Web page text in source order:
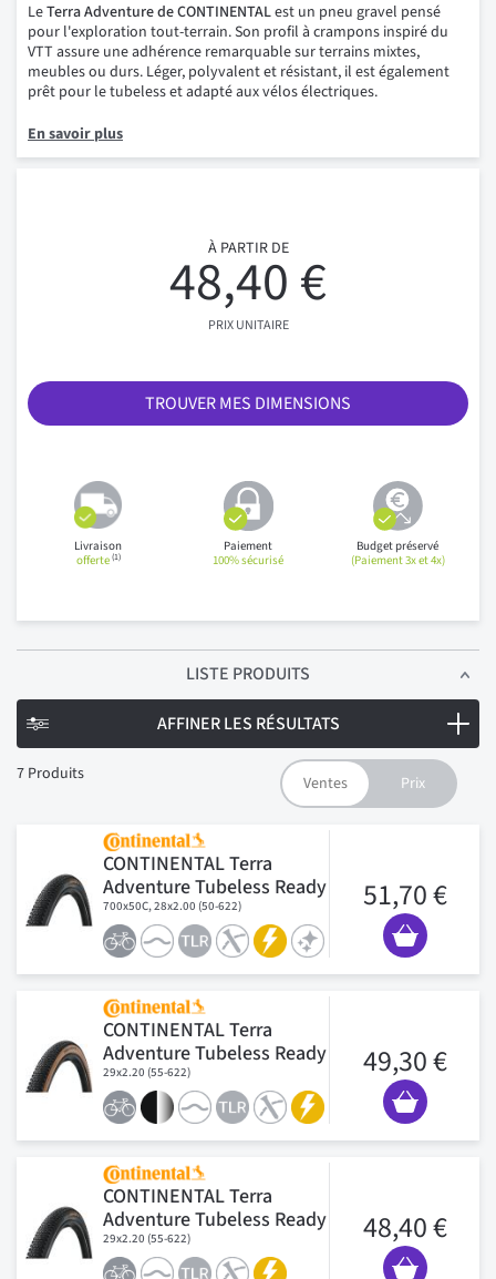
LeTerra Adventure de CONTINENTALest un pneu gravel pensé
pour l'exploration tout-terrain. Son profil à crampons inspiré du
VTT assure une adhérence remarquable sur terrains mixtes,
meubles ou durs. Léger, polyvalent et résistant, il est également
prêt pour le tubeless et adapté aux vélos électriques.
En savoir plus
À PARTIR DE
48,40 €
PRIX UNITAIRE
TROUVER MES DIMENSIONS
Livraison
offerte(1)
Paiement
100% sécurisé
Budget préservé
(Paiement 3x et 4x)
LISTE PRODUITS
7 Produits
CONTINENTAL Terra
Adventure Tubeless Ready
700x50C, 28x2.00 (50-622) 51,70 €
CONTINENTAL Terra
Adventure Tubeless Ready
29x2.20 (55-622) 49,30 €
CONTINENTAL Terra
Adventure Tubeless Ready
29x2.20 (55-622) 48,40 €
AFFINER LES RÉSULTATS